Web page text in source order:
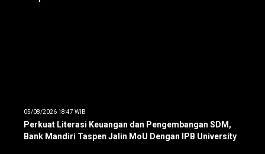
05/08/2026 18:47 WIB
Perkuat Literasi Keuangan dan Pengembangan SDM,
Bank Mandiri Taspen Jalin MoU Dengan IPB University